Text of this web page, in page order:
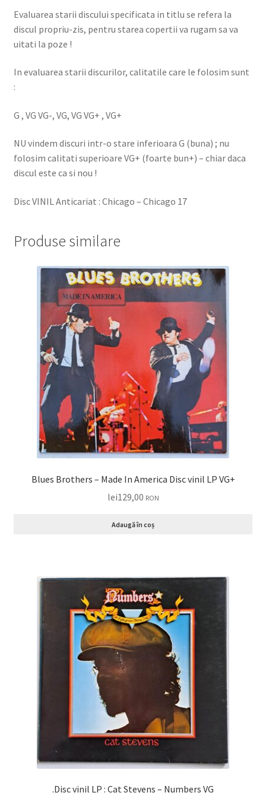
Evaluarea starii discului specificata in titlu se refera la
discul propriu-zis, pentru starea copertii va rugam sa va
uitati la poze !
In evaluarea starii discurilor, calitatile care le folosim sunt
:
G , VG VG-, VG, VG VG+ , VG+
NU vindem discuri intr-o stare inferioara G (buna) ; nu
folosim calitati superioare VG+ (foarte bun+) – chiar daca
discul este ca si nou !
Disc VINIL Anticariat : Chicago – Chicago 17
Produse similare
Blues Brothers – Made In America Disc vinil LP VG+
lei129,00 RON
Adaugă în coș
.Disc vinil LP : Cat Stevens – Numbers VG